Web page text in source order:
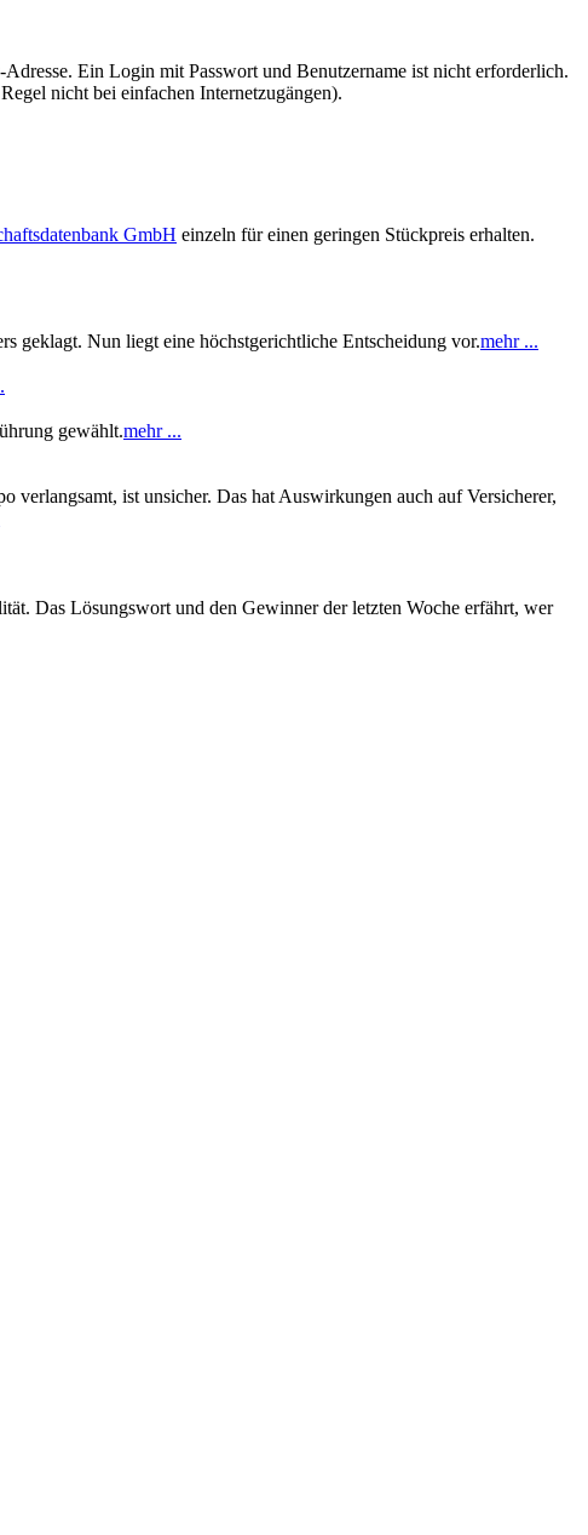
Ein Login mit Passwort und Benutzername ist nicht erforderlich.
nicht bei einfachen Internetzugängen).
GmbH einzeln für einen geringen Stückpreis erhalten.
geklagt. Nun liegt eine höchstgerichtliche Entscheidung vor.mehr ...
gewählt.mehr ...
ist unsicher. Das hat Auswirkungen auch auf Versicherer,
Das Lösungswort und den Gewinner der letzten Woche erfährt, wer